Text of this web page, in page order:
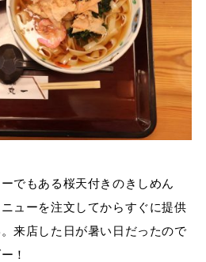
でもある桜天付きのきしめん
ューを注文してからすぐに提供
来店した日が暑い日だったので
！